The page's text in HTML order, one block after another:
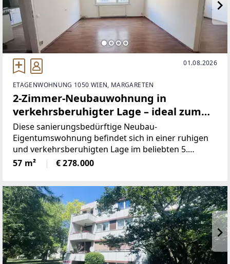
01.08.2026
ETAGENWOHNUNG 1050 WIEN, MARGARETEN
2-Zimmer-Neubauwohnung in
verkehrsberuhigter Lage – ideal zum
individuellen Gestalten
Diese sanierungsbedürftige Neubau-
Eigentumswohnung befindet sich in einer ruhigen
und verkehrsberuhigten Lage im beliebten 5.
Wiener Gemeindebezirk. Die Wohnung bietet ca. 57
m² Wohnfläche und überzeugt durch ihre gut
57 m² € 278.000